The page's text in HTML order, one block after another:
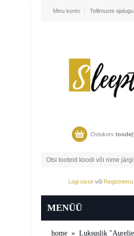
Minu konto Tellimuste ajalugu
Ostukorv
Logi sisse või
MENÜÜ
home » Luksuslik